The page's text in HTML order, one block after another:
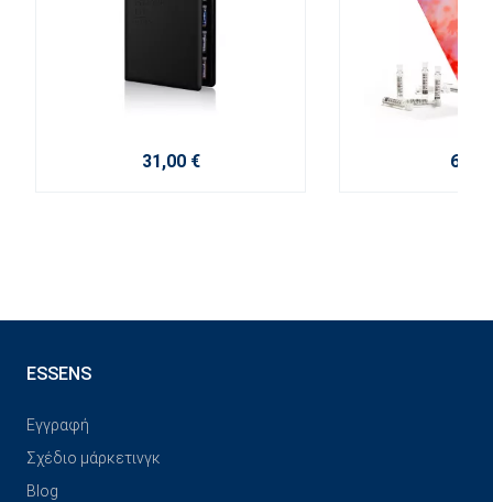
31,00 € 6,00
ESSENS
Εγγραφή
Σχέδιο μάρκετινγκ
Blog